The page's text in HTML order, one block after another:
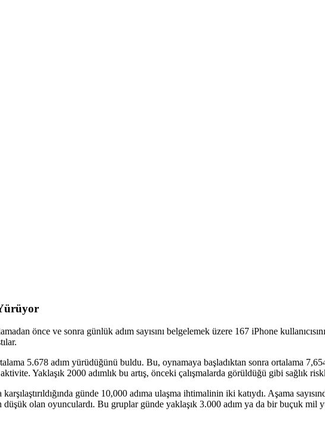
önce ve sonra günlük adım sayısını belgelemek üzere 167 iPhone
5.678 adım yürüdüğünü buldu. Bu, oynamaya başladıktan sonra ortalama
Yaklaşık 2000 adımlık bu artış, önceki çalışmalarda görüldüğü gibi sağlık
karşılaştırıldığında günde 10,000 adıma ulaşma ihtimalinin iki katıydı. Aşama
olan oyunculardı. Bu gruplar günde yaklaşık 3.000 adım ya da bir buçuk